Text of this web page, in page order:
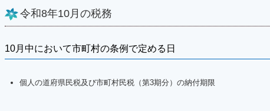
令和8年10月の税務
10月中において市町村の条例で定める日
個人の道府県民税及び市町村民税（第3期分）の納付期限